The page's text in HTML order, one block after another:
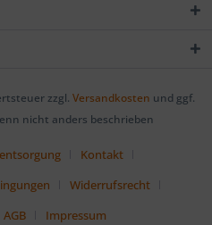
zzgl. Versandkosten und ggf.
nicht anders beschrieben
Kontakt
Widerrufsrecht
AGB Impressum